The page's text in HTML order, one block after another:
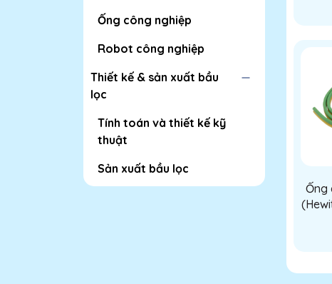
Ống
Ống công nghiệp
Robot công nghiệp
Thiết kế & sản xuất bầu
lọc
Tính toán và thiết kế kỹ
thuật
Sản xuất bầu lọc